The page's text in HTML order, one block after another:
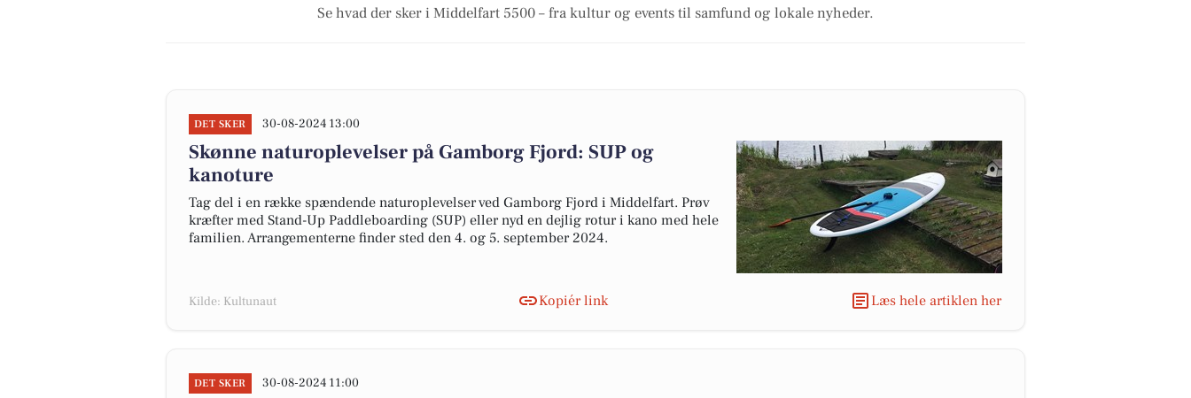
Se hvad der sker i Middelfart 5500 – fra kultur og events til samfund og lokale nyheder.
DET SKER 30-08-2024 13:00
Skønne naturoplevelser på Gamborg Fjord: SUP og
kanoture
Tag del i en række spændende naturoplevelser ved Gamborg Fjord i Middelfart. Prøv
kræfter med Stand-Up Paddleboarding (SUP) eller nyd en dejlig rotur i kano med hele
familien. Arrangementerne finder sted den 4. og 5. september 2024.
Kilde: Kultunaut Kopiér link Læs hele artiklen her
DET SKER 30-08-2024 11:00